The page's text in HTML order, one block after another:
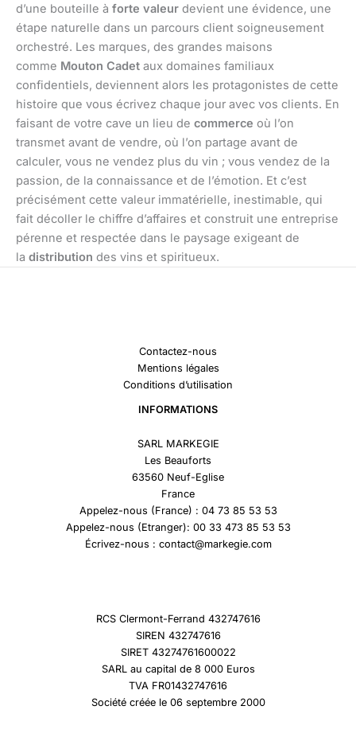
d’une bouteille à forte valeur devient une évidence, une
étape naturelle dans un parcours client soigneusement
orchestré. Les marques, des grandes maisons
comme Mouton Cadet aux domaines familiaux
confidentiels, deviennent alors les protagonistes de cette
histoire que vous écrivez chaque jour avec vos clients. En
faisant de votre cave un lieu de commerce où l’on
transmet avant de vendre, où l’on partage avant de
calculer, vous ne vendez plus du vin ; vous vendez de la
passion, de la connaissance et de l’émotion. Et c’est
précisément cette valeur immatérielle, inestimable, qui
fait décoller le chiffre d’affaires et construit une entreprise
pérenne et respectée dans le paysage exigeant de
la distribution des vins et spiritueux.
Contactez-nous
Mentions légales
Conditions d’utilisation
INFORMATIONS
SARL MARKEGIE
Les Beauforts
63560 Neuf-Eglise
France
Appelez-nous (France) : 04 73 85 53 53
Appelez-nous (Etranger): 00 33 473 85 53 53
Écrivez-nous : contact@markegie.com
RCS Clermont-Ferrand 432747616
SIREN 432747616
SIRET 43274761600022
SARL au capital de 8 000 Euros
TVA FR01432747616
Société créée le 06 septembre 2000